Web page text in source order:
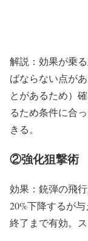
解説：効果が乗
ばならない点が
とがあるため）
るため条件に合
きる。
②強化狙撃術
効果：銃弾の飛
20%下降するが
終了まで有効。